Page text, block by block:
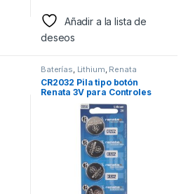
Añadir a la lista de
deseos
Baterías, Lithium, Renata
CR2032 Pila tipo botón
Renata 3V para Controles
remotos, juguetes y relojes